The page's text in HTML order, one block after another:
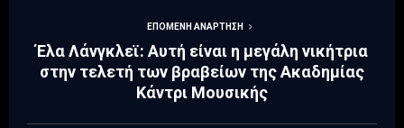
ΕΠΌΜΕΝΗ ΑΝΆΡΤΗΣΗ
Έλα Λάνγκλεϊ: Αυτή είναι η μεγάλη νικήτρια
στην τελετή των βραβείων της Ακαδημίας
Κάντρι Μουσικής